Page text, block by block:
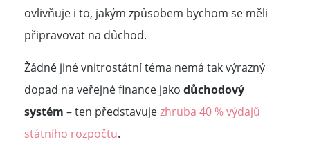
ovlivňuje i to, jakým způsobem bychom se měli
připravovat na důchod.
Žádné jiné vnitrostátní téma nemá tak výrazný
dopad na veřejné finance jako důchodový
systém – ten představujezhruba 40 % výdajů
státního rozpočtu.